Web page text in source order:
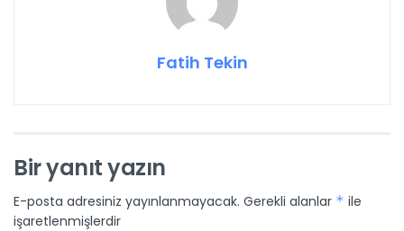
Fatih Tekin
Bir yanıt yazın
E-posta adresiniz yayınlanmayacak. Gerekli alanlar * ile
işaretlenmişlerdir